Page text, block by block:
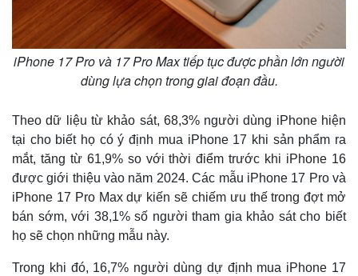
iPhone 17 Pro và 17 Pro Max tiếp tục được phần lớn người
dùng lựa chọn trong giai đoạn đầu.
Theo dữ liệu từ khảo sát, 68,3% người dùng iPhone hiện
tại cho biết họ có ý định mua iPhone 17 khi sản phẩm ra
mắt, tăng từ 61,9% so với thời điểm trước khi iPhone 16
được giới thiệu vào năm 2024. Các mẫu iPhone 17 Pro và
iPhone 17 Pro Max dự kiến sẽ chiếm ưu thế trong đợt mở
bán sớm, với 38,1% số người tham gia khảo sát cho biết
họ sẽ chọn những mẫu này.
Trong khi đó, 16,7% người dùng dự định mua iPhone 17